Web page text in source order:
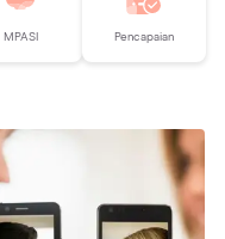
MPASI Pencapaian